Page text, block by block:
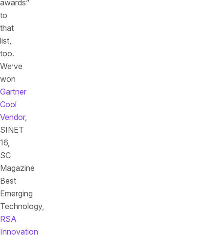
awards”
to
that
list,
too.
We’ve
won
Gartner
Cool
Vendor,
SINET
16,
SC
Magazine
Best
Emerging
Technology,
RSA
Innovation